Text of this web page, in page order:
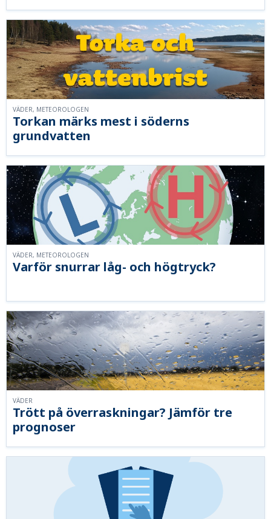
Torkan märks mest i söderns
grundvatten
VÄDER, METEOROLOGEN
Varför snurrar låg- och högtryck?
VÄDER, METEOROLOGEN
Trött på överraskningar? Jämför tre
prognoser
VÄDER